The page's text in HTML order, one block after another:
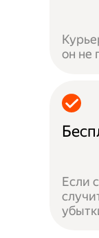
он не
Если